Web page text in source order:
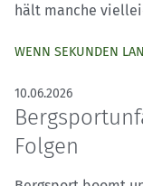
hält manche
WENN SEKUNDEN
10.06.2026
Folgen